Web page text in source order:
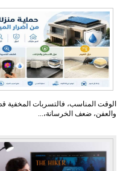
الوقت المناسب، فالتسربات المخفية
والعفن، ضعف الخرسانة،...